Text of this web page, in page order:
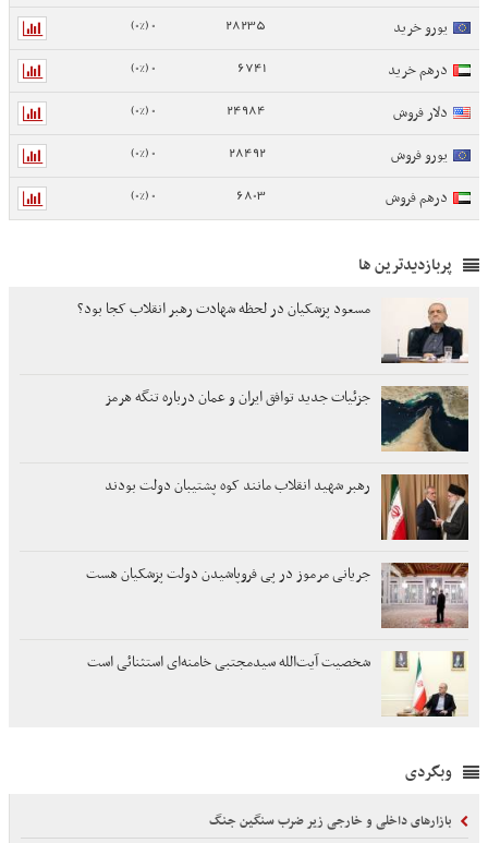
یورو خرید 28235
0 (0%)
درهم خرید 6741
0 (0%)
دلار فروش 24984
0 (0%)
یورو فروش 28492
0 (0%)
درهم فروش 6803
0 (0%)
پربازدیدترین ها
مسعود پزشکیان در لحظه شهادت رهبر انقلاب کجا بود؟
جزئیات جدید توافق ایران و عمان درباره تنگه هرمز
رهبر شهید انقلاب مانند کوه پشتیبان دولت بودند
جریانی مرموز در پی فروپاشیدن دولت پزشکیان هست
شخصیت آیت‌الله سیدمجتبی خامنه‌ای استثنائی است
وبگردی
بازارهای داخلی و خارجی زیر ضرب سنگین جنگ